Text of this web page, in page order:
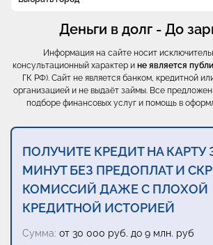
Деньги в долг - До
Информация на сайте носит
консультационный характер и не является
ГК РФ). Сайт не является банком, кредитной
организацией и не выдаёт займы. Все
подборе финансовых услуг и помощь в
ПОЛУЧИТЕ КРЕДИТ НА КАРТУ
МИНУТ БЕЗ ПРЕДОПЛАТ И
КОМИССИЙ ДАЖЕ С ПЛОХОЙ
КРЕДИТНОЙ ИСТОРИЕЙ
Сумма: от 30 000 руб. до 9 млн. руб